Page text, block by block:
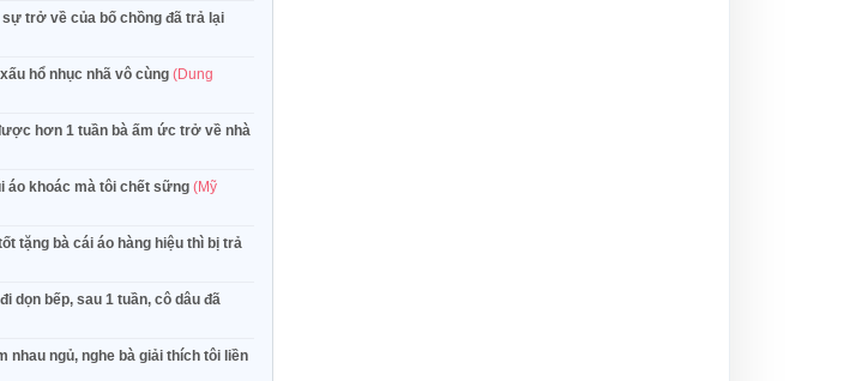
trở về của bố chồng đã trả lại
hổ nhục nhã vô cùng (Dung
hơn 1 tuần bà ấm ức trở về nhà
áo khoác mà tôi chết sững (Mỹ
tặng bà cái áo hàng hiệu thì bị trả
dọn bếp, sau 1 tuần, cô dâu đã
nhau ngủ, nghe bà giải thích tôi liền